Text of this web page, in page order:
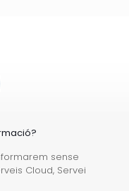
sense
Cloud, Servei